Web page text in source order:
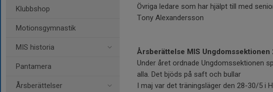
Klubbshop
Motionsgymnastik
MIS historia
Pantamera
Årsberättelser
Övriga ledare som har hjälpt till med
Tony Alexandersson
Årsberättelse MIS Ungdomssektionen
Under året ordnade Ungdomssektionen
alla. Det bjöds på saft och bullar
I maj var det träningsläger den 28-30/5 i